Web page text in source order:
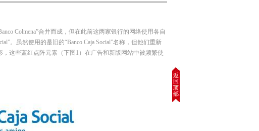
Colmena”合并而成，但在此前这两家银行的网络使用各自
。虽然使用的是旧的“Banco Caja Social”名称，但他们重新
这些蓝红点阵元素（下图1）在广告和新版网站中被频繁使